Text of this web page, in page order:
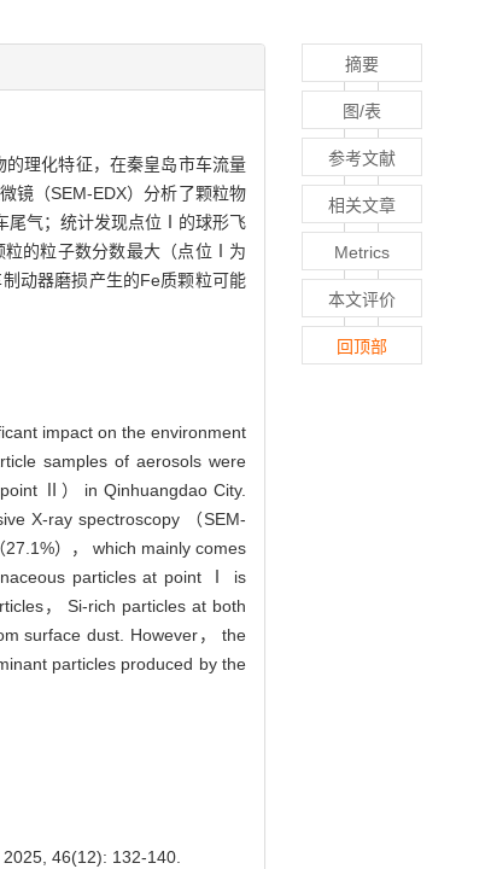
理化特征，在秦皇岛市车流量
镜（SEM-EDX）分析了颗粒物
尾气；统计发现点位Ⅰ的球形飞
粒的粒子数分数最大（点位Ⅰ为
动器磨损产生的Fe质颗粒可能
impact on the environment
samples of aerosols were
Ⅱ） in Qinhuangdao City.
X-ray spectroscopy （SEM-
）， which mainly comes
particles at point Ⅰ is
， Si-rich particles at both
surface dust. However， the
particles produced by the
46(12): 132-140.
摘要
图/表
参考文献
相关文章
Metrics
本文评价
回顶部